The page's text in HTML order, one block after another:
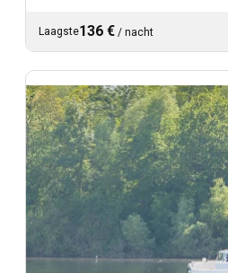
Laagste136 € / nacht